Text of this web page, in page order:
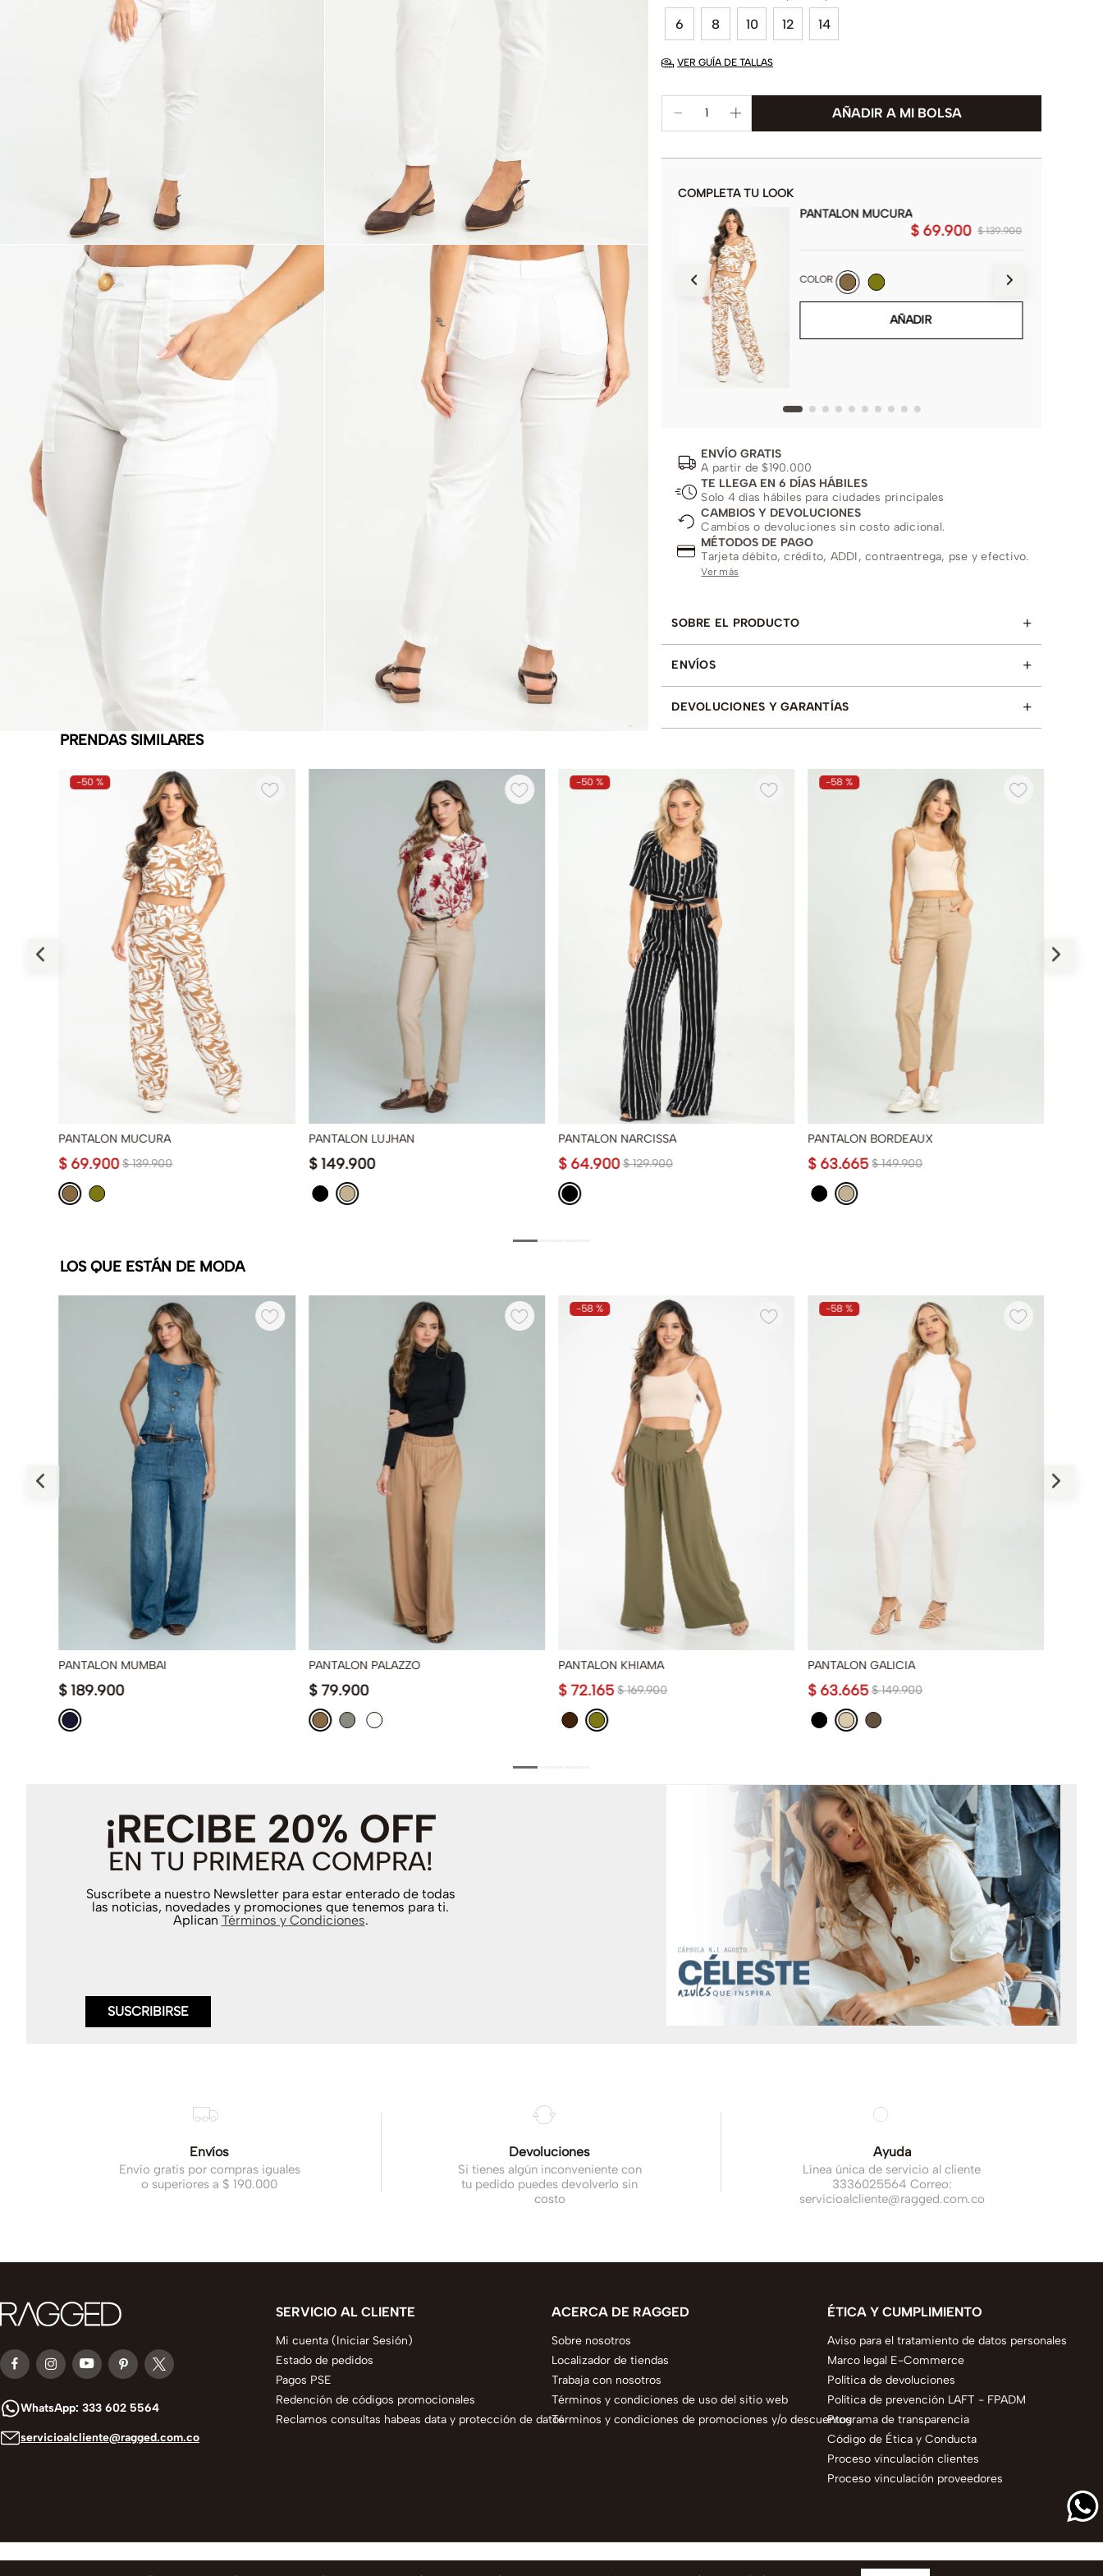
6 8 10 12 14
VER GUÍA DE TALLAS
COMPLETA TU LOOK
PANTALON ETTHIA
COLOR
PANTALON MUCURA
$ 139.900
$ 69.900
COLOR
AÑADIR
ENVÍO GRATIS
A partir de $190.000
TE LLEGA EN 6 DÍAS HÁBILES
Solo 4 días hábiles para ciudades principales
CAMBIOS Y DEVOLUCIONES
Cambios o devoluciones sin costo adicional.
MÉTODOS DE PAGO
Tarjeta débito, crédito, ADDI, contraentrega, pse y efectivo.
Ver más
SOBRE EL PRODUCTO +
ENVÍOS +
DEVOLUCIONES Y GARANTÍAS
+
PRENDAS SIMILARES
-50 %
PANTALON MUCURA
$ 139.900
$ 69.900
PANTALON LUJHAN
$ 149.900
-50 %
PANTALON NARCISSA
$ 129.900
$ 64.900
-58 %
PANTALON BORDEAUX
$ 149.900
$ 63.665
LOS QUE ESTÁN DE MODA
PANTALON MUMBAI
$ 189.900
PANTALON PALAZZO
$ 79.900
-58 %
PANTALON KHIAMA
$ 169.900
$ 72.165
-58 %
PANTALON GALICIA
$ 149.900
$ 63.665
¡RECIBE 20% OFF
EN TU PRIMERA COMPRA!
Suscríbete a nuestro Newsletter para estar enterado de todas
las noticias, novedades y promociones que tenemos para ti.
Aplican Términos y Condiciones.
SUSCRIBIRSE
Envíos
Envío gratis por compras iguales
o superiores a $ 190.000
Devoluciones
Si tienes algún inconveniente con
tu pedido puedes devolverlo sin
costo
Ayuda
Línea única de servicio al cliente
3336025564 Correo:
servicioalcliente@ragged.com.co
WhatsApp: 333 602 5564
servicioalcliente@ragged.com.co
SERVICIO AL CLIENTE
Mi cuenta (Iniciar Sesión)
Estado de pedidos
Pagos PSE
Redención de códigos promocionales
Reclamos consultas habeas data y protección de datos
ACERCA DE RAGGED
Sobre nosotros
Localizador de tiendas
Trabaja con nosotros
Términos y condiciones de uso del sitio web
Términos y condiciones de promociones y/o descuentos
ÉTICA Y CUMPLIMIENTO
Aviso para el tratamiento de datos personales
Marco legal E-Commerce
Política de devoluciones
Política de prevención LAFT - FPADM
Programa de transparencia
Código de Ética y Conducta
Proceso vinculación clientes
Proceso vinculación proveedores